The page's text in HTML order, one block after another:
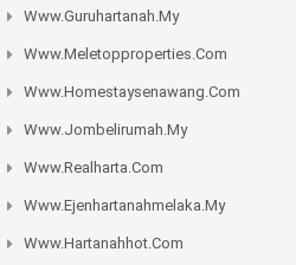
Www.guruhartanah.my
Www.meletopproperties.com
Www.homestaysenawang.com
Www.jombelirumah.my
Www.realharta.com
Www.ejenhartanahmelaka.my
Www.hartanahhot.com